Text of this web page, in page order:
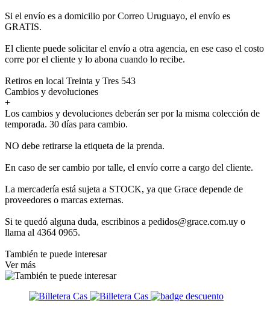
Si el envío es a domicilio por Correo Uruguayo, el envío es
GRATIS.
El cliente puede solicitar el envío a otra agencia, en ese caso el costo
corre por el cliente y lo abona cuando lo recibe.
Retiros en local Treinta y Tres 543
Cambios y devoluciones
+
Los cambios y devoluciones deberán ser por la misma colección de
temporada. 30 días para cambio.
NO debe retirarse la etiqueta de la prenda.
En caso de ser cambio por talle, el envío corre a cargo del cliente.
La mercadería está sujeta a STOCK, ya que Grace depende de
proveedores o marcas externas.
Si te quedó alguna duda, escribinos a pedidos@grace.com.uy o
llama al 4364 0965.
También te puede interesar
Ver más